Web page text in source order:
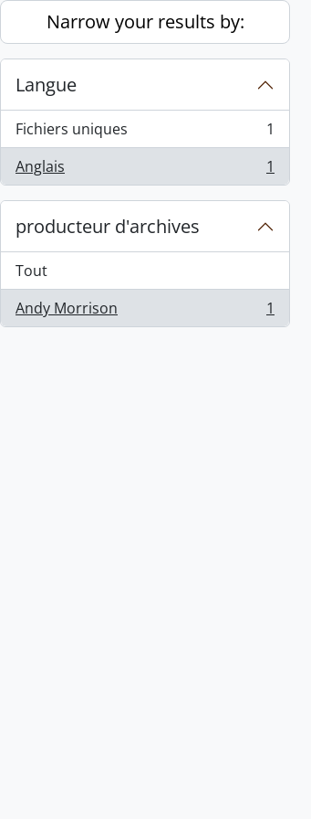
Skip to main content
Narrow your results by:
Langue
Fichiers uniques
, 1 résultats
1
Anglais
, 1 résultats 1
producteur d'archives
Tout
Andy Morrison
, 1 résultats 1